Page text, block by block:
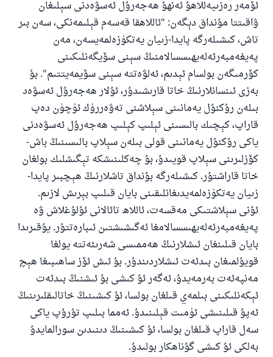
ئۆمەر رەزىيەللاھۇ ئەنھۇ ھەجەرۇل ئەسۋەدنى سېلىغان
ۋاقىتتا مۇنداق دېگەن: "ئاللاھقا قەسەم قېلىمەنكى، سەن بىر
تاش، كىشىلەرگە پايدا-زىيان يەتكۈزەلمەيسەن، مەن
پەيغەمبەرئەلەيھىسسالامنىڭ سېنى سۆيگەنلىكىنى
كۆرمىگەن بولسام ئېدىم، ئەلۋەتتە سېنى سۆيمەيتتىم". بۇ
بەزى ئىنسانلارنىڭ خاتا قارىشىدۇر، ئۇلار ھەجەرۇل ئەسۋەد
بىلەن رۇكنۇل يەمانىنى سېلاشنى تەۋەررۈك ئۈچۈن دەپ
قاراپ، كېچىك بالىسىنى ئېلىپ كېلىپ ھەجەرۇل ئەسۋەدنى
ياكى رۇكنۇل يەمانىنى قولى بىلەن سېلاپ بالىسىنىڭ باش-
كۆزلىرىنى سېلاپ قويىدۇ، بۇ چەكلىنىشكە تېگىشلىك بولغان
خاتا قاراشتۇر. كىشىلەرگە بۇنداق تاشلارنىڭ ھېچبىر پايدا-
زىيان يەتكۈزەلمەيدىغانلىقىنى بايان قىلىپ بېرىش لازىم.
ئۇنى سېلاشتىكى مەقسەت، ئاللاھ تائالانى ئۇلۇغلاش ۋە
پەيغەمبەرئەلەيھىسسالامغا ئەگىشىشتىن ئىبارەتتۇر. يۇقىرىدا
بايان قىلىنغان ئىشلارنىڭ ھەممىسى شەرىئەتتە يولغا
قويۇلمىغان بىدئەت ئىشلاردىندۇر. بۇ ئىش ئۆز ساھىبىغا ھېچ
مەنپەئەت بەرمەيدۇ، ئەگەر ئۇ كىشى بۇ ئىشنىڭ بىدئەت
ئېكەنلىكىنى بىلمەي قىلغان بولسا، ئۇ كىشىنىڭ خاتالىقلىرىنىڭ
ئەپۇ قىلىنىشى ئۈمىت قېلىنىدۇ. ئەمما بىلىپ تۇرۇپ ياكى
سەل قاراپ قىلغان بولسا، ئۇ كىشىنىڭ دىنىدىن سورالمايدۇ
بەلكى ئۇ كىشى گۇناھكار بولىدۇ.